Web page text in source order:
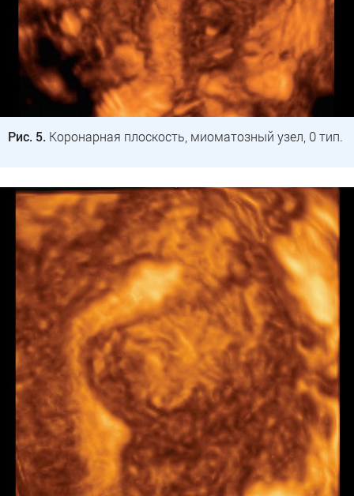
Рис. 5. Коронарная плоскость, миоматозный узел, 0 тип.